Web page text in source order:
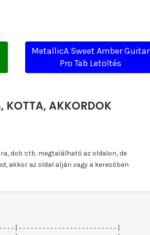
MetallicA Sweet Amber Guitar
Pro Tab Letöltés
AKKORDOK
dob stb. megtalálható az oldalon, de
akkor az oldal alján vagy a keresőben